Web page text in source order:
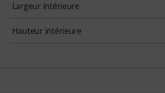
Largeur intérieure
Hauteur intérieure